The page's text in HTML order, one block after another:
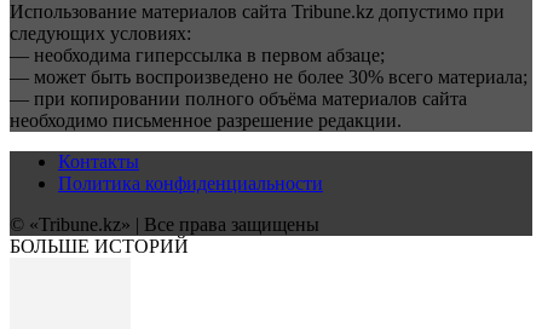
Использование материалов сайта Tribune.kz допустимо при
следующих условиях:
— необходима гиперссылка в первом абзаце;
— может быть воспроизведено не более 30% всего материала;
— при копировании полного объёма материалов сайта
необходимо письменное разрешение редакции.
Контакты
Политика конфиденциальности
© «Tribune.kz» | Все права защищены
БОЛЬШЕ ИСТОРИЙ